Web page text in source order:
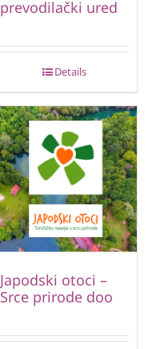
prevodilački ured
Details
Japodski otoci –
Srce prirode doo